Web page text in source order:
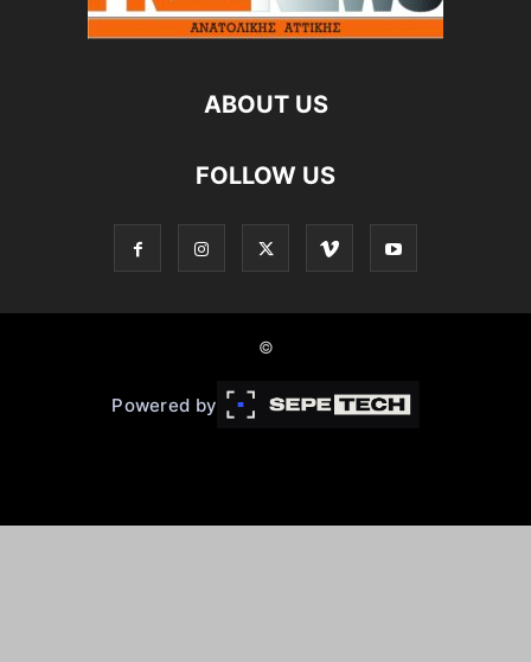
ABOUT US
FOLLOW US
©
Powered by